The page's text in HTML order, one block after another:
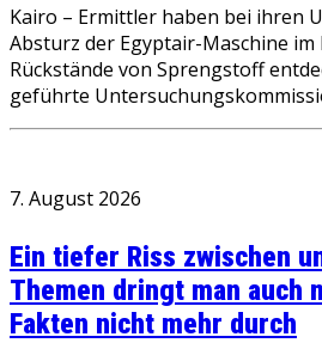
Kairo – Ermittler haben bei ihren
Absturz der Egyptair-Maschine
Rückstände von Sprengstoff
geführte
7. August 2026
Ein tiefer Riss zwischen
Themen dringt man auch
Fakten nicht mehr durch